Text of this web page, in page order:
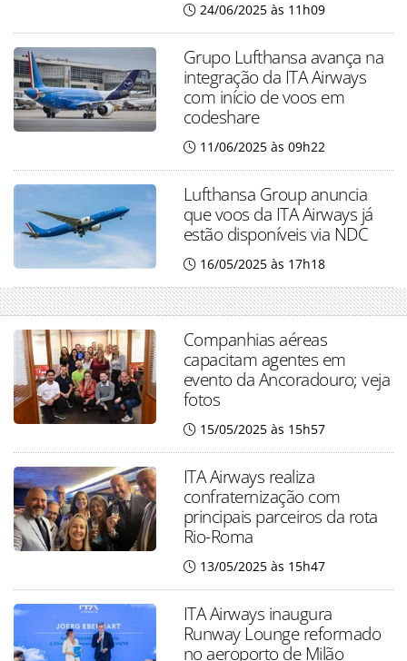
24/06/2025 às 11h09
Grupo Lufthansa avança na
integração da ITA Airways
com início de voos em
codeshare
11/06/2025 às 09h22
Lufthansa Group anuncia
que voos da ITA Airways já
estão disponíveis via NDC
16/05/2025 às 17h18
Companhias aéreas
capacitam agentes em
evento da Ancoradouro; veja
fotos
15/05/2025 às 15h57
ITA Airways realiza
confraternização com
principais parceiros da rota
Rio-Roma
13/05/2025 às 15h47
ITA Airways inaugura
Runway Lounge reformado
no aeroporto de Milão